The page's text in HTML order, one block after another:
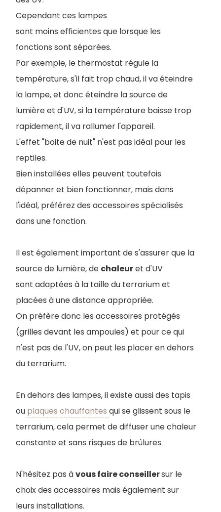
Cependant ces lampes
sont moins efficientes que lorsque les
fonctions sont séparées.
Par exemple, le thermostat régule la
température, s'il fait trop chaud, il va éteindre
la lampe, et donc éteindre la source de
lumière et d'UV, si la température baisse trop
rapidement, il va rallumer l'appareil.
L'effet "boite de nuit" n'est pas idéal pour les
reptiles.
Bien installées elles peuvent toutefois
dépanner et bien fonctionner, mais dans
l'idéal, préférez des accessoires spécialisés
dans une fonction.
Il est également important de s'assurer que la
source de lumière, de chaleuret d'UV
sont adaptées à la taille du terrarium et
placées à une distance appropriée.
On préfère donc les accessoires protégés
(grilles devant les ampoules) et pour ce qui
n'est pas de l'UV, on peut les placer en dehors
du terrarium.
En dehors des lampes, il existe aussi des tapis
ou plaques chauffantes qui se glissent sous le
terrarium, cela permet de diffuser une chaleur
constante et sans risques de brûlures.
N'hésitez pas àvous faire conseillersur le
choix des accessoires mais également sur
leurs installations.